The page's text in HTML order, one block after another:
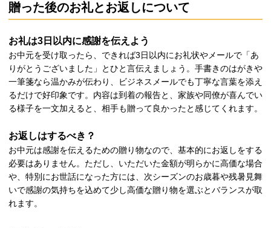
贈った後のお礼とお返しについて
お礼は3日以内に感謝を伝えよう
お中元を受け取ったら、できれば3日以内にお礼状やメールで「あ
りがとうございました」とひと言伝えましょう。手書きのはがきや
一筆箋なら温かみが伝わり、ビジネスメールでも丁寧な言葉を添え
るだけで好印象です。内容は到着の報告と、家族や同僚が喜んでい
る様子を一文加えると、相手も贈って良かったと感じてくれます。
お返しはするべき？
お中元は感謝を伝えるための贈り物なので、基本的にお返しをする
必要はありません。ただし、いただいた金額が明らかに高価な場合
や、特別にお世話になった方には、次シーズンのお歳暮や残暑見舞
いで感謝の気持ちを込めて少し高価な贈り物を選ぶとバランスが取
れます。